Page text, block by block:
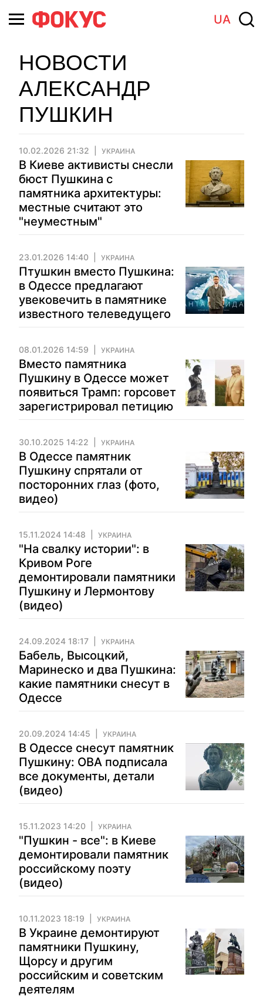
UA
НОВОСТИ
АЛЕКСАНДР
ПУШКИН
10.02.2026 21:32 УКРАИНА
В Киеве активисты снесли
бюст Пушкина с
памятника архитектуры:
местные считают это
"неуместным"
23.01.2026 14:40 УКРАИНА
Птушкин вместо Пушкина:
в Одессе предлагают
увековечить в памятнике
известного телеведущего
08.01.2026 14:59 УКРАИНА
Вместо памятника
Пушкину в Одессе может
появиться Трамп: горсовет
зарегистрировал петицию
30.10.2025 14:22 УКРАИНА
В Одессе памятник
Пушкину спрятали от
посторонних глаз (фото,
видео)
15.11.2024 14:48 УКРАИНА
"На свалку истории": в
Кривом Роге
демонтировали памятники
Пушкину и Лермонтову
(видео)
24.09.2024 18:17 УКРАИНА
Бабель, Высоцкий,
Маринеско и два Пушкина:
какие памятники снесут в
Одессе
20.09.2024 14:45 УКРАИНА
В Одессе снесут памятник
Пушкину: ОВА подписала
все документы, детали
(видео)
15.11.2023 14:20 УКРАИНА
"Пушкин - все": в Киеве
демонтировали памятник
российскому поэту
(видео)
10.11.2023 18:19 УКРАИНА
В Украине демонтируют
памятники Пушкину,
Щорсу и другим
российским и советским
деятелям